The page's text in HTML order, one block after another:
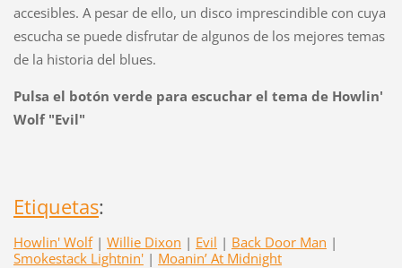
accesibles. A pesar de ello, un disco imprescindible con cuya
escucha se puede disfrutar de algunos de los mejores temas
de la historia del blues.
Pulsa el botón verde para escuchar el tema de Howlin'
Wolf "Evil"
Etiquetas:
Howlin' Wolf | Willie Dixon | Evil | Back Door Man |
Smokestack Lightnin' | Moanin’ At Midnight